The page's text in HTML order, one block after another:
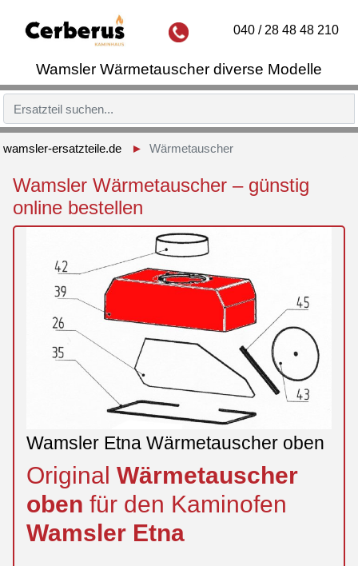
Wamsler Wärmetauscher diverse Modelle
040 / 28 48 48 210
wamsler-ersatzteile.de Wärmetauscher
Wamsler Wärmetauscher – günstig
online bestellen
Wamsler Etna Wärmetauscher oben
Original Wärmetauscher
oben für den Kaminofen
Wamsler Etna